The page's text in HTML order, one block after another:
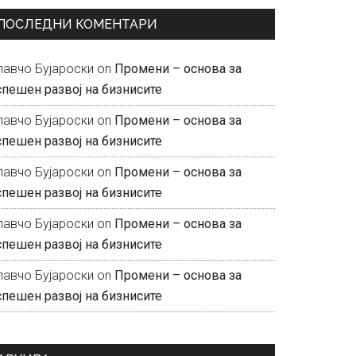
КОМЕНТАРИ
Бујароски on Промени – основа за
развој на бизнисите
Бујароски on Промени – основа за
развој на бизнисите
Бујароски on Промени – основа за
развој на бизнисите
Бујароски on Промени – основа за
развој на бизнисите
Бујароски on Промени – основа за
развој на бизнисите